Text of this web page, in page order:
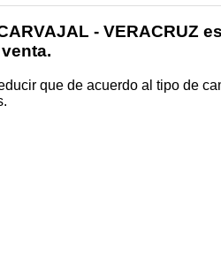
- VERACRUZ
que de acuerdo al tipo de